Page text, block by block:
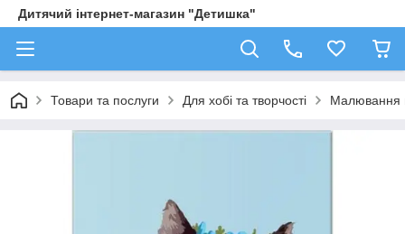
Дитячий інтернет-магазин "Детишка"
Товари та послуги Для хобі та творчості Малювання